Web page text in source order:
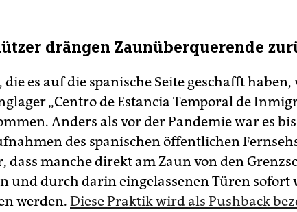
drängen Zaunüberquerende
es auf die spanische Seite geschafft haben,
„Centro de Estancia Temporal de
Anders als vor der Pandemie war es
des spanischen öffentlichen
dass manche direkt am Zaun von den
und durch darin eingelassenen Türen sofort
werden. Diese Praktik wird als Pushback